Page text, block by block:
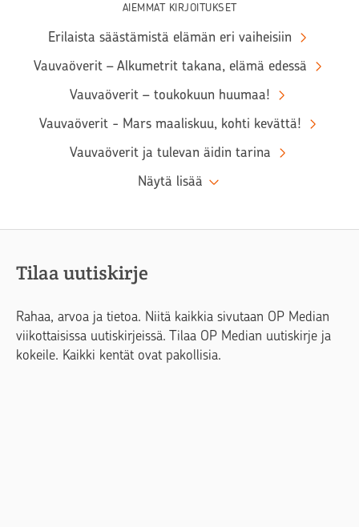
AIEMMAT KIRJOITUKSET
Erilaista säästämistä elämän eri vaiheisiin
Vauvaöverit – Alkumetrit takana, elämä edessä
Vauvaöverit – toukokuun huumaa!
Vauvaöverit - Mars maaliskuu, kohti kevättä!
Vauvaöverit ja tulevan äidin tarina
Näytä lisää
Tilaa uutiskirje
Rahaa, arvoa ja tietoa. Niitä kaikkia sivutaan OP Median
viikottaisissa uutiskirjeissä. Tilaa OP Median uutiskirje ja
kokeile. Kaikki kentät ovat pakollisia.